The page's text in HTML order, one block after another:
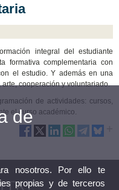
integral del estudiante
formativa complementaria con
el estudio. Y además en una
cooperación y voluntariado.
de actividades: cursos,
el curso académico.
de
nosotros. Por ello te
propias y de terceros